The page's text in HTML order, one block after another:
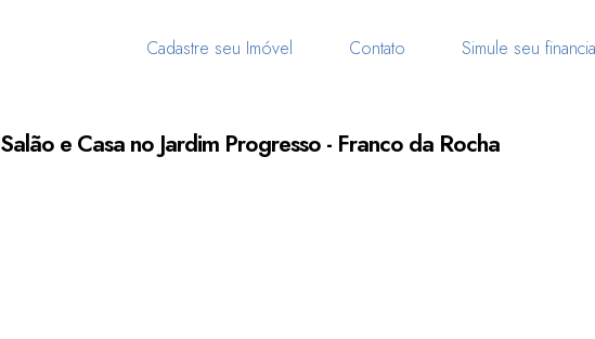
Cadastre seu Imóvel Contato Simule seu
Salão e Casa no Jardim Progresso - Franco da Rocha